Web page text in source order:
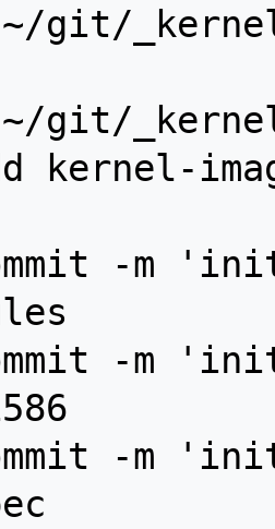
git/
git/
kernel-
-m
-m
-m